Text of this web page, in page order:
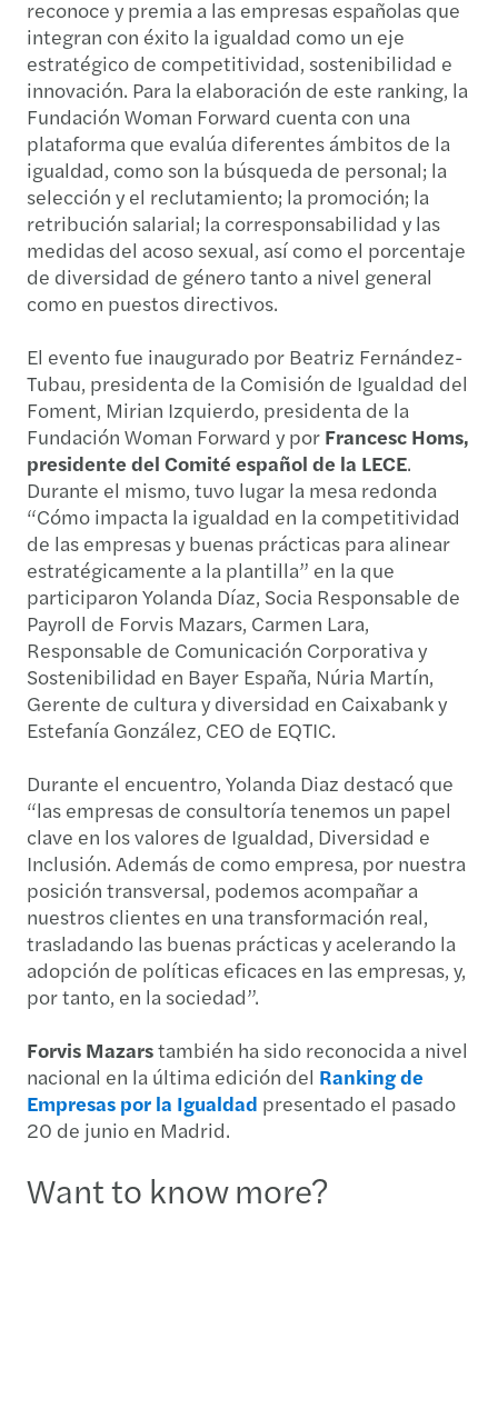
reconoce y premia a las empresas españolas que
integran con éxito la igualdad como un eje
estratégico de competitividad, sostenibilidad e
innovación. Para la elaboración de este ranking, la
Fundación Woman Forward cuenta con una
plataforma que evalúa diferentes ámbitos de la
igualdad, como son la búsqueda de personal; la
selección y el reclutamiento; la promoción; la
retribución salarial; la corresponsabilidad y las
medidas del acoso sexual, así como el porcentaje
de diversidad de género tanto a nivel general
como en puestos directivos.
El evento fue inaugurado por Beatriz Fernández-
Tubau, presidenta de la Comisión de Igualdad del
Foment, Mirian Izquierdo, presidenta de la
Fundación Woman Forward y por Francesc Homs,
presidente del Comité español de la LECE.
Durante el mismo, tuvo lugar la mesa redonda
“Cómo impacta la igualdad en la competitividad
de las empresas y buenas prácticas para alinear
estratégicamente a la plantilla” en la que
participaron Yolanda Díaz, Socia Responsable de
Payroll de Forvis Mazars, Carmen Lara,
Responsable de Comunicación Corporativa y
Sostenibilidad en Bayer España, Núria Martín,
Gerente de cultura y diversidad en Caixabank y
Estefanía González, CEO de EQTIC.
Durante el encuentro, Yolanda Diaz destacó que
“las empresas de consultoría tenemos un papel
clave en los valores de Igualdad, Diversidad e
Inclusión. Además de como empresa, por nuestra
posición transversal, podemos acompañar a
nuestros clientes en una transformación real,
trasladando las buenas prácticas y acelerando la
adopción de políticas eficaces en las empresas, y,
por tanto, en la sociedad”.
Forvis Mazarstambién ha sido reconocida a nivel
nacional en la última edición del Ranking de
Empresas por la Igualdad presentado el pasado
20 de junio en Madrid.
Want to know more?